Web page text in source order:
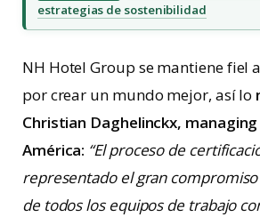
estrategias de sostenibilidad
NH Hotel Group se mantiene fiel
por crear un mundo mejor, así lo
Christian Daghelinckx,
América: “El proceso de
representado el gran
de todos los equipos de trabajo